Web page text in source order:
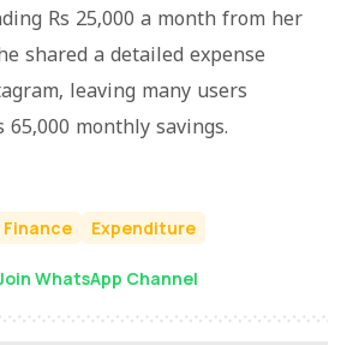
Rs 25,000 a month from her
shared a detailed expense
leaving many users
monthly savings.
Finance Expenditure
WhatsApp Channel